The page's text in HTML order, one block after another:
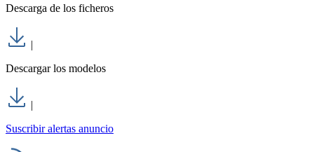
Descarga de los ficheros
|
Descargar los modelos
|
Suscribir alertas anuncio